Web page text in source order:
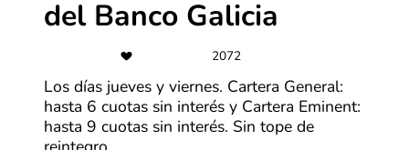
del Banco Galicia
2072
Los días jueves y viernes. Cartera General:
hasta 6 cuotas sin interés y Cartera Eminent:
hasta 9 cuotas sin interés. Sin tope de